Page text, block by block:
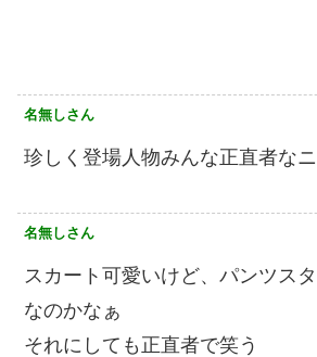
名無しさん
珍しく登場人物みんな正直者な
名無しさん
スカート可愛いけど、パンツス
なのかなぁ
それにしても正直者で笑う